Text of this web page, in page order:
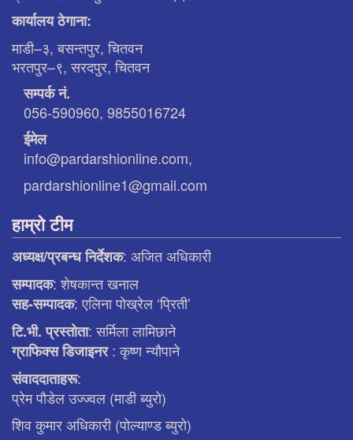
कार्यालय ठेगाना:
माडी–३, बसन्तपुर, चितवन
भरतपुर–९, सरदपुर, चितवन
सम्पर्क नं.
056-590960, 9855016724
ईमेल
info@pardarshionline.com,
pardarshionline1@gmail.com
हाम्रो टीम
अध्यक्ष/प्रबन्ध निर्देशक: अजित अधिकारी
सम्पादक: शेषकान्त खनाल
सह-सम्पादक: एलिना पाेख्रेल ‘प्रिती’
टि.भी. प्रस्ताेता: सर्मिला लामिछाने
ग्राफिक्स डिजाइनर: कृष्ण न्याैपाने
संवाददाताहरू:
प्रेम पौडेल उज्ज्वल (माडी ब्युरो)
शिव कुमार अधिकारी (पोल्याण्ड ब्युरो)